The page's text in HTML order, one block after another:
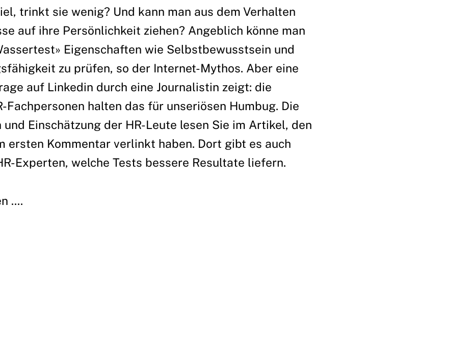
trinkt sie wenig? Und kann man aus dem Verhalten
auf ihre Persönlichkeit ziehen? Angeblich könne man
Eigenschaften wie Selbstbewusstsein und
zu prüfen, so der Internet-Mythos. Aber eine
auf Linkedin durch eine Journalistin zeigt: die
Fachpersonen halten das für unseriösen Humbug. Die
und Einschätzung der HR-Leute lesen Sie im Artikel, den
ersten Kommentar verlinkt haben. Dort gibt es auch
Experten, welche Tests bessere Resultate liefern.
....